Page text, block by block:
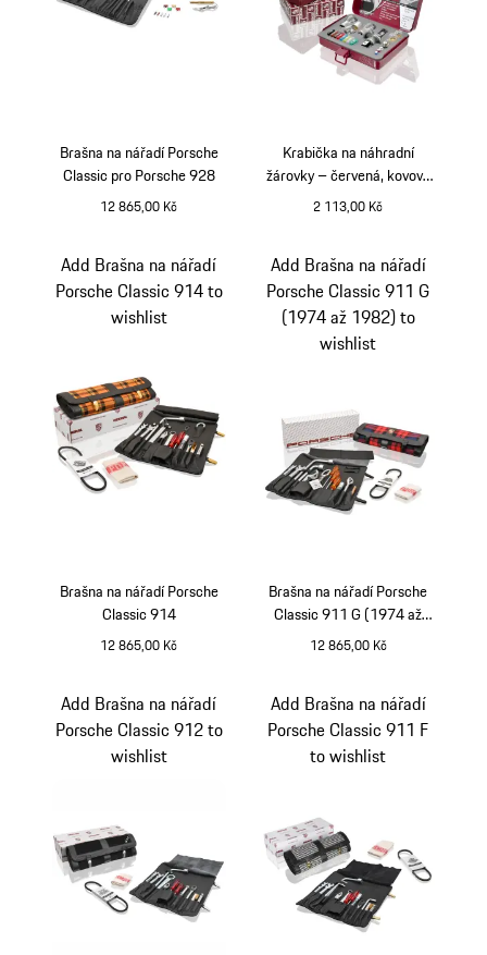
Brašna na nářadí Porsche
Classic pro Porsche 928
12 865,00 Kč
Krabička na náhradní
žárovky – červená, kovová
krabička
2 113,00 Kč
Brašna na nářadí Porsche
Classic 914
12 865,00 Kč
Add Brašna na nářadí
Porsche Classic 914 to
wishlist
Brašna na nářadí Porsche
Classic 911 G (1974 až
1982)
12 865,00 Kč
Add Brašna na nářadí
Porsche Classic 911 G
(1974 až 1982) to
wishlist
Add Brašna na nářadí
Porsche Classic 912 to
wishlist
Add Brašna na nářadí
Porsche Classic 911 F
to wishlist